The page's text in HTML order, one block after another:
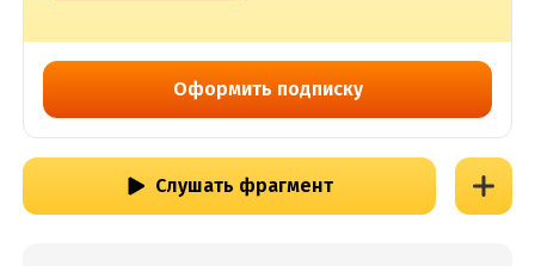
Оформить подписку
Слушать фрагмент